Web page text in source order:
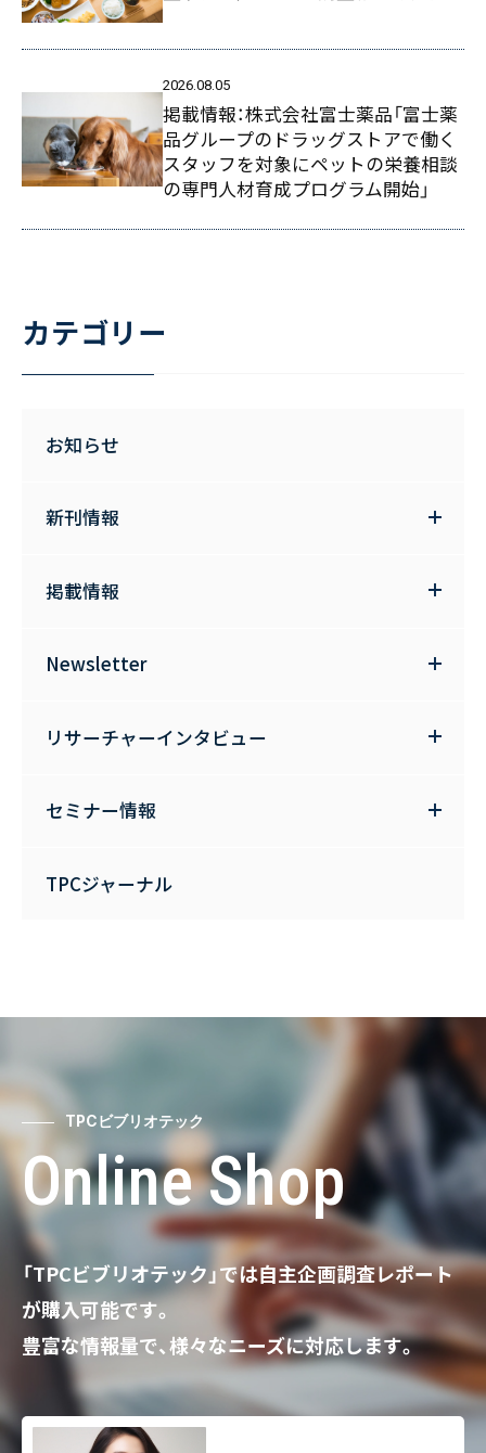
2026.08.05
掲載情報：株式会社富士薬品「富士薬
品グループのドラッグストアで働く
スタッフを対象にペットの栄養相談
の専門人材育成プログラム開始」
カテゴリー
お知らせ
新刊情報
掲載情報
Newsletter
リサーチャーインタビュー
セミナー情報
TPCジャーナル
TPCビブリオテック
Online Shop
「TPCビブリオテック」では自主企画調査レポート
が購入可能です。
豊富な情報量で、様々なニーズに対応します。